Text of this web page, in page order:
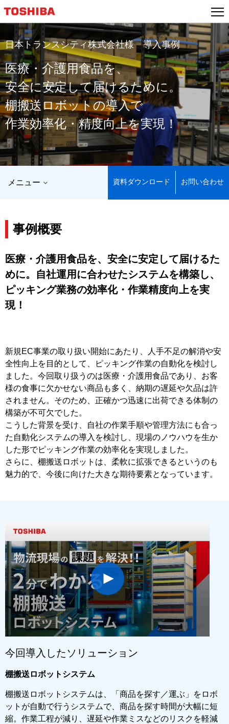
へ
ジ
ャ
ン
日本トランスシティ株式会社様 導入事例
医療・介護用食品を、
安全に安定して届けるために。
棚搬送ロボットの導入で
作業効率化・精度向上を実現！
メニュー 資料ダウンロード お問い合わせ
事例概要
医療・介護用食品を、安全に安定して届けるた
めに。 自社運用に合わせたシステムを構築し、
ピッキング業務の効率化・作業精度向上を実
現！
新規EC事業の取り扱い開始にあたり、人手不足の解消や安
全性向上を目的として、ピッキング作業の自動化を検討し
ました。今回取り扱うのは医療・介護用食品であり、お客
様の食事に欠かせない商品も多く、納期の遅延や欠品は許
されません。そのため、正確かつ迅速に出荷できる体制の
構築が不可欠でした。
こうした背景を受け、自社の作業手順や管理方法にも合っ
た自動化システムの導入を検討し、現場のノウハウを生か
した形でピッキング作業の効率化を実現しました。
さらに、棚搬送ロボットは、柔軟に拡張できるというのも
魅力的で、今後に向けた大きな期待要素となっています。
今回導入したソリューション
棚搬送ロボットシステム
棚搬送ロボットシステムは、「商品を探す／運ぶ」をロボ
ットが自動で行うシステムで、商品を探す時間が大幅に短
縮。作業工程が減り、遅延や作業ミスなどのリスクを軽減